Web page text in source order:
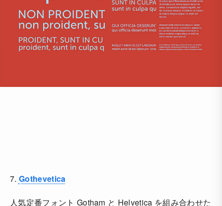
7. Gothevetica
人気定番フォント Gotham と Helvetica を組み合わせた